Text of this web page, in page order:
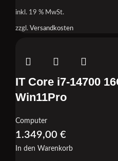
inkl. 19 % MwSt.
zzgl. Versandkosten
IT Core i7-14700
Win11Pro
Computer
1.349,00 €
In den Warenkorb